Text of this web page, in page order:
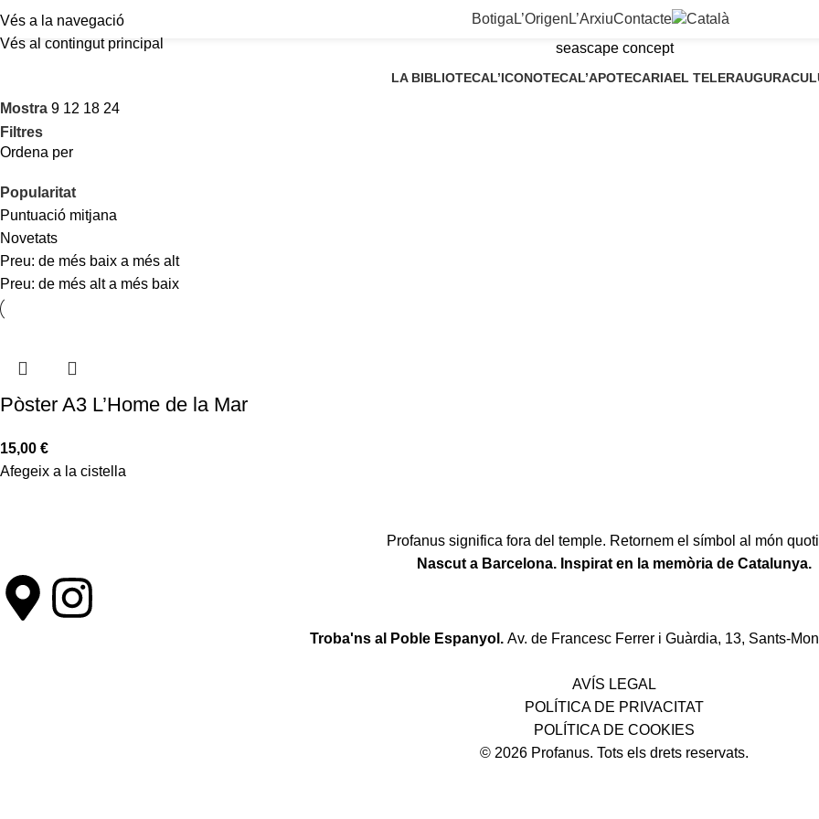
Vés a la navegació
Vés al contingut principal
Botiga L’Origen L’ArxiuContacte
seascape concept
LA BIBLIOTECAL’ICONOTECAL’APOTECARIAEL TELER
Mostra 9 12 18 24
Filtres
Ordena per
Popularitat
Puntuació mitjana
Novetats
Preu: de més baix a més alt
Preu: de més alt a més baix
Pòster A3 L’Home de la Mar
15,00 €
Afegeix a la cistella
Profanus significa fora del temple. Retornem el símbol al món
Nascut a Barcelona. Inspirat en la memòria de Catalunya.
Troba'ns al Poble Espanyol. Av. de Francesc Ferrer i Guàrdia, 13, Sants-
AVÍS LEGAL
POLÍTICA DE PRIVACITAT
POLÍTICA DE COOKIES
© 2026 Profanus. Tots els drets reservats.